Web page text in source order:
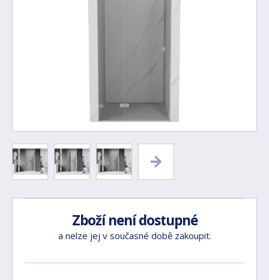
Zboží není dostupné
a nelze jej v současné době zakoupit.